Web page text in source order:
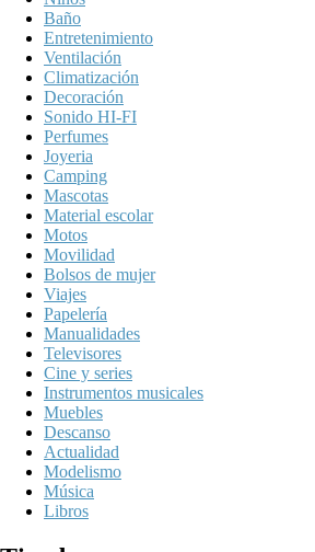
Baño
Entretenimiento
Ventilación
Climatización
Decoración
Sonido HI-FI
Perfumes
Joyeria
Camping
Mascotas
Material escolar
Motos
Movilidad
Bolsos de mujer
Viajes
Papelería
Manualidades
Televisores
Cine y series
Instrumentos musicales
Muebles
Descanso
Actualidad
Modelismo
Música
Libros